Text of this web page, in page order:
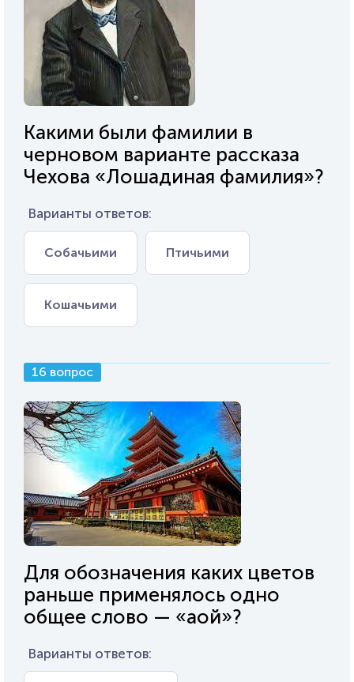
Какими были фамилии в
черновом варианте рассказа
Чехова «Лошадиная фамилия»?
Варианты ответов:
Собачьими Птичьими
Кошачьими
16 вопрос
Для обозначения каких цветов
раньше применялось одно
общее слово — «аой»?
Варианты ответов: